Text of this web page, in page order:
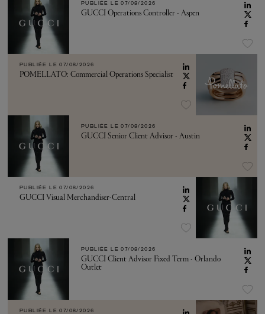
PUBLIÉE LE 07/08/2026
GUCCI Operations Controller - Aspen
PUBLIÉE LE 07/08/2026
POMELLATO: Commercial Operations Specialist
PUBLIÉE LE 07/08/2026
GUCCI Senior Client Advisor - Austin
PUBLIÉE LE 07/08/2026
GUCCI Visual Merchandiser-Central
PUBLIÉE LE 07/08/2026
GUCCI Client Advisor Fixed Term - Orlando
Outlet
PUBLIÉE LE 07/08/2026